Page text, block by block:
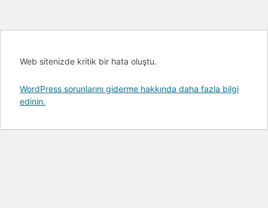
Web sitenizde kritik bir hata oluştu.
WordPress sorunlarını giderme hakkında daha fazla bilgi
edinin.